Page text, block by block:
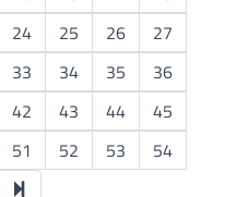
24 25 26
27
33 34 35
36
42 43 44
45
51 52 53
54